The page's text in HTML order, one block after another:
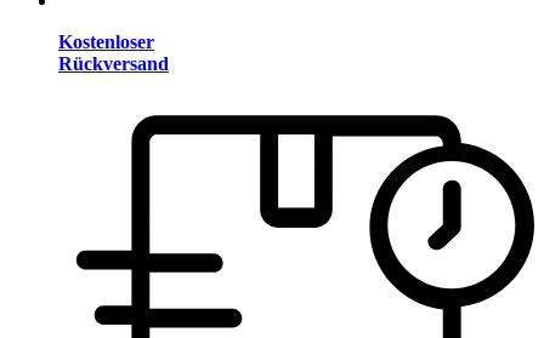
Kostenloser
Rückversand